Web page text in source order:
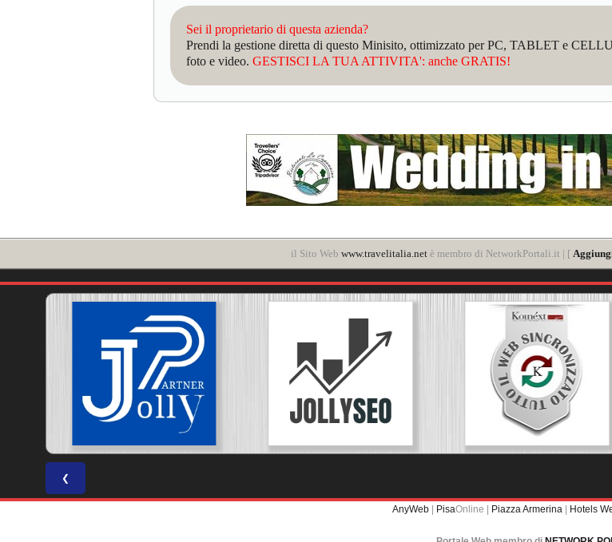
Sei il proprietario di questa azienda?
Prendi la gestione diretta di questo Minisito, ottimizzato per PC, TABLET e
foto e video. GESTISCI LA TUA ATTIVITA': anche GRATIS!
il Sito Web www.travelitalia.netè membro di NetworkPortali.it | [
❮
AnyWeb | PisaOnline | Piazza Armerina | Hotels